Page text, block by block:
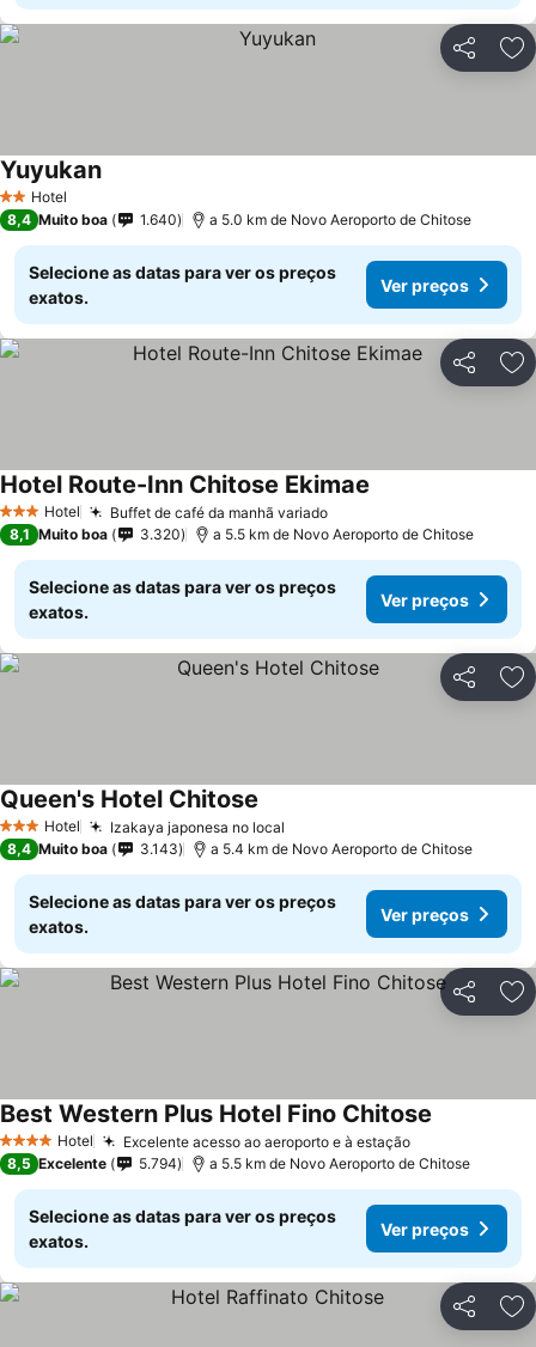
Partilhar
2 Estrelas
Hotel
Yuyukan
8,4 Muito boa 1.640 a 5.0 km de Novo Aeroporto de Chitose
Selecione as datas para ver os preços
exatos.
Ver preços
Partilhar
3 EstrelasHotel Buffet de café da manhã variado
Hotel Route-Inn Chitose Ekimae
8,1 Muito boa 3.320 a 5.5 km de Novo Aeroporto de Chitose
Selecione as datas para ver os preços
exatos.
Ver preços
Partilhar
3 EstrelasHotel Izakaya japonesa no local
Queen's Hotel Chitose
8,4 Muito boa 3.143 a 5.4 km de Novo Aeroporto de Chitose
Selecione as datas para ver os preços
exatos.
Ver preços
Partilhar
4 EstrelasHotel Excelente acesso ao aeroporto e à estação
Best Western Plus Hotel Fino Chitose
8,5 Excelente 5.794 a 5.5 km de Novo Aeroporto de Chitose
Selecione as datas para ver os preços
exatos.
Ver preços
Partilhar